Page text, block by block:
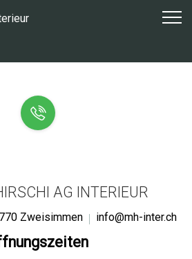
AG INTERIEUR
Zweisimmen info@mh-inter.ch